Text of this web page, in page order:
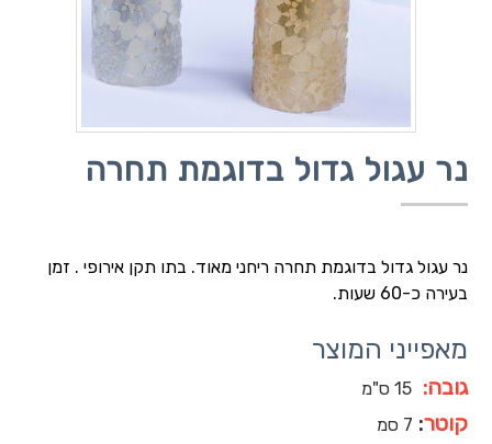
נר עגול גדול בדוגמת תחרה
נר עגול גדול בדוגמת תחרה ריחני מאוד. בתו תקן אירופי . זמן
בעירה כ-60 שעות.
מאפייני המוצר
גובה: 15 ס"מ
קוטר: 7 סמ